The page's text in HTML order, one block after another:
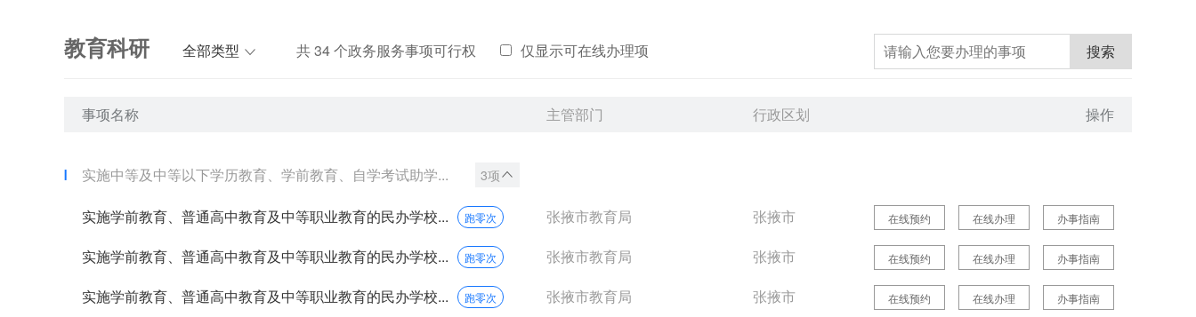
教育科研 全部类型 共34个政务服务事项可行权 仅显示可在线办理项 搜索
事项名称 主管部门 行政区划 操作
实施中等及中等以下学历教育、学前教育、自学考试助学... 3项
实施学前教育、普通高中教育及中等职业教育的民办学校... 跑零次 张掖市教育局 张掖市 办事指南
在线办理
在线预约
实施学前教育、普通高中教育及中等职业教育的民办学校... 跑零次 张掖市教育局 张掖市 办事指南
在线办理
在线预约
实施学前教育、普通高中教育及中等职业教育的民办学校... 跑零次 张掖市教育局 张掖市 办事指南
在线办理
在线预约